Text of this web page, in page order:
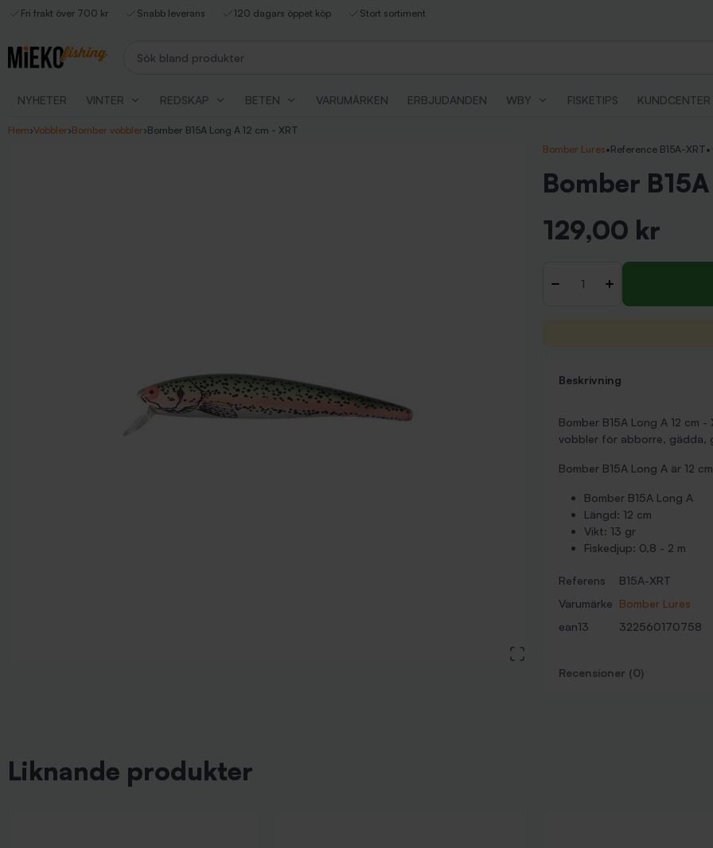
Fri frakt över 700 kr Snabb leverans 120 dagars öppet köp Stort sortiment
NYHETER VINTER REDSKAP BETEN VARUMÄRKEN ERBJUDANDEN WBY FISKETIPS KUNDCENTER
Hem›Vobbler›Bomber vobbler›Bomber B15A Long A 12 cm - XRT
Bomber Lures•Reference B15A-XRT•
Bomber
129,00 kr
- +
Beskrivning
Bomber B15A Long A 12 cm
vobbler för abborre, gädda,
Bomber B15A Long A är 12
Bomber B15A Long A
Längd: 12 cm
Vikt: 13 gr
Fiskedjup: 0,8 - 2 m
Referens
B15A-XRT
Varumärke Bomber Lures
ean13
322560170758
Recensioner (0)
Liknande produkter